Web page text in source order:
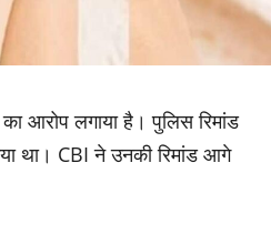
आरोप लगाया है। पुलिस रिमांड
था। CBI ने उनकी रिमांड आगे